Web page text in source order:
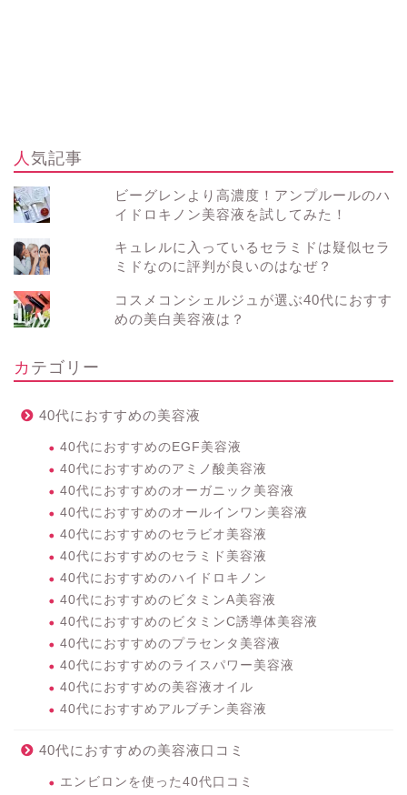
人気記事
ビーグレンより高濃度！アンプルールのハ
イドロキノン美容液を試してみた！
キュレルに入っているセラミドは疑似セラ
ミドなのに評判が良いのはなぜ？
コスメコンシェルジュが選ぶ40代におすす
めの美白美容液は？
カテゴリー
40代におすすめの美容液
40代におすすめのEGF美容液
40代におすすめのアミノ酸美容液
40代におすすめのオーガニック美容液
40代におすすめのオールインワン美容液
40代におすすめのセラビオ美容液
40代におすすめのセラミド美容液
40代におすすめのハイドロキノン
40代におすすめのビタミンA美容液
40代におすすめのビタミンC誘導体美容液
40代におすすめのプラセンタ美容液
40代におすすめのライスパワー美容液
40代におすすめの美容液オイル
40代におすすめアルブチン美容液
40代におすすめの美容液口コミ
エンビロンを使った40代口コミ